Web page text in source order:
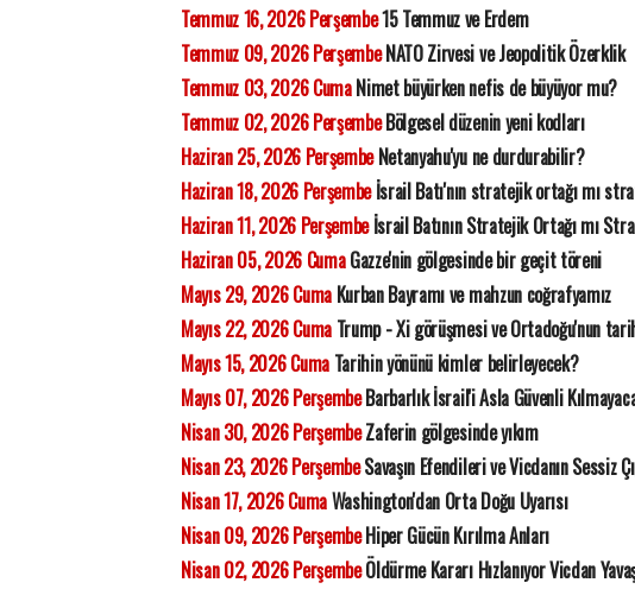
Temmuz 16, 2026 Perşembe15 Temmuz ve Erdem
Temmuz 09, 2026 PerşembeNATO Zirvesi ve Jeopolitik Özerklik
Temmuz 03, 2026 CumaNimet büyürken nefis de büyüyor mu?
Temmuz 02, 2026 PerşembeBölgesel düzenin yeni kodları
Haziran 25, 2026 PerşembeNetanyahu'yu ne durdurabilir?
Haziran 18, 2026 Perşembeİsrail Batı'nın stratejik ortağı mı
Haziran 11, 2026 Perşembeİsrail Batının Stratejik Ortağı mı
Haziran 05, 2026 CumaGazze'nin gölgesinde bir geçit töreni
Mayıs 29, 2026 CumaKurban Bayramı ve mahzun coğrafyamız
Mayıs 22, 2026 CumaTrump - Xi görüşmesi ve Ortadoğu'nun
Mayıs 15, 2026 CumaTarihin yönünü kimler belirleyecek?
Mayıs 07, 2026 PerşembeBarbarlık İsrail'i Asla Güvenli
Nisan 30, 2026 PerşembeZaferin gölgesinde yıkım
Nisan 23, 2026 PerşembeSavaşın Efendileri ve Vicdanın Sessiz
Nisan 17, 2026 CumaWashington'dan Orta Doğu Uyarısı
Nisan 09, 2026 PerşembeHiper Gücün Kırılma Anları
Nisan 02, 2026 PerşembeÖldürme Kararı Hızlanıyor Vicdan